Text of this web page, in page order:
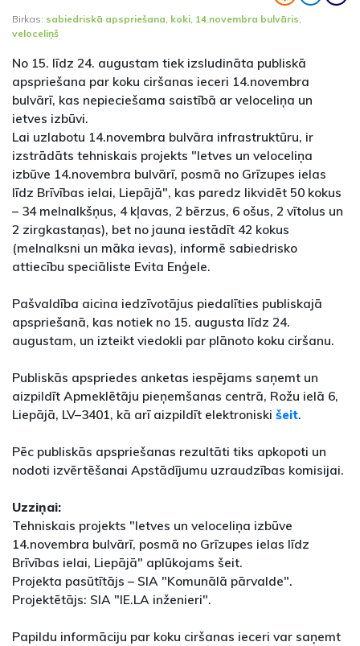
Birkas: sabiedriskā apspriešana, koki, 14.novembra bulvāris,
veloceliņš
No 15. līdz 24. augustam tiek izsludināta publiskā
apspriešana par koku ciršanas ieceri 14.novembra
bulvārī, kas nepieciešama saistībā ar veloceliņa un
ietves izbūvi.
Lai uzlabotu 14.novembra bulvāra infrastruktūru, ir
izstrādāts tehniskais projekts "Ietves un veloceliņa
izbūve 14.novembra bulvārī, posmā no Grīzupes ielas
līdz Brīvības ielai, Liepājā", kas paredz likvidēt 50 kokus
– 34 melnalkšņus, 4 kļavas, 2 bērzus, 6 ošus, 2 vītolus un
2 zirgkastaņas), bet no jauna iestādīt 42 kokus
(melnalksni un māka ievas), informē sabiedrisko
attiecību speciāliste Evita Enģele.
Pašvaldība aicina iedzīvotājus piedalīties publiskajā
apspriešanā, kas notiek no 15. augusta līdz 24.
augustam, un izteikt viedokli par plānoto koku ciršanu.
Publiskās apspriedes anketas iespējams saņemt un
aizpildīt Apmeklētāju pieņemšanas centrā, Rožu ielā 6,
Liepājā, LV–3401, kā arī aizpildīt elektroniski šeit.
Pēc publiskās apspriešanas rezultāti tiks apkopoti un
nodoti izvērtēšanai Apstādījumu uzraudzības komisijai.
Uzziņai:
Tehniskais projekts "Ietves un veloceliņa izbūve
14.novembra bulvārī, posmā no Grīzupes ielas līdz
Brīvības ielai, Liepājā" aplūkojams šeit.
Projekta pasūtītājs – SIA "Komunālā pārvalde".
Projektētājs: SIA "IE.LA inženieri".
Papildu informāciju par koku ciršanas ieceri var saņemt